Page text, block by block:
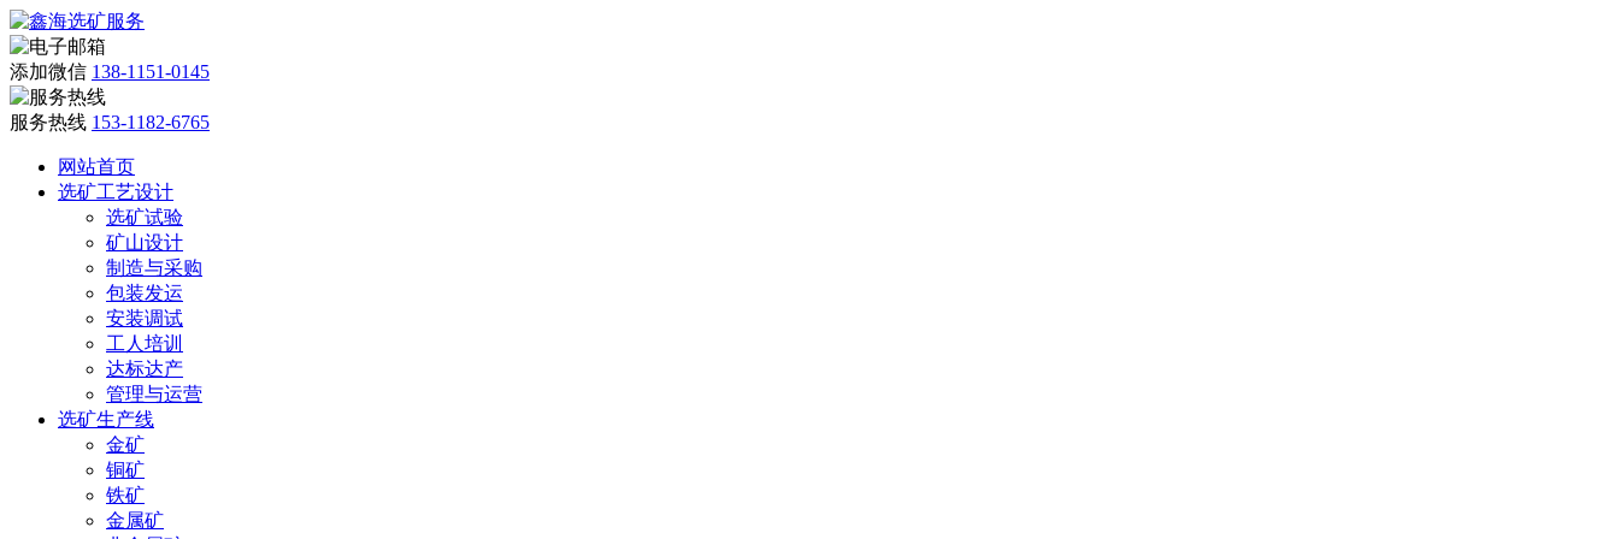
添加微信 138-1151-0145
服务热线 153-1182-6765
网站首页
选矿工艺设计
选矿试验
矿山设计
制造与采购
包装发运
安装调试
工人培训
达标达产
管理与运营
选矿生产线
金矿
铜矿
铁矿
金属矿